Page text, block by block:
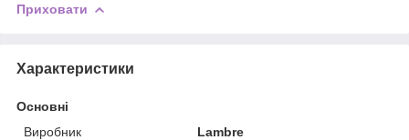
Приховати
Характеристики
Основні
Виробник
Lambre